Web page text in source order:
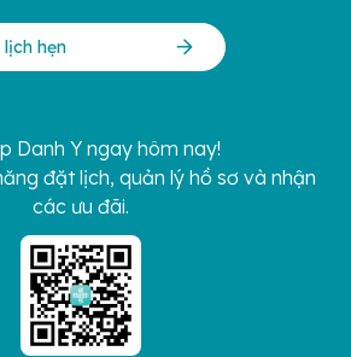
hẹn
Danh Y ngay hôm nay!
đặt lịch, quản lý hồ sơ và nhận
các ưu đãi.